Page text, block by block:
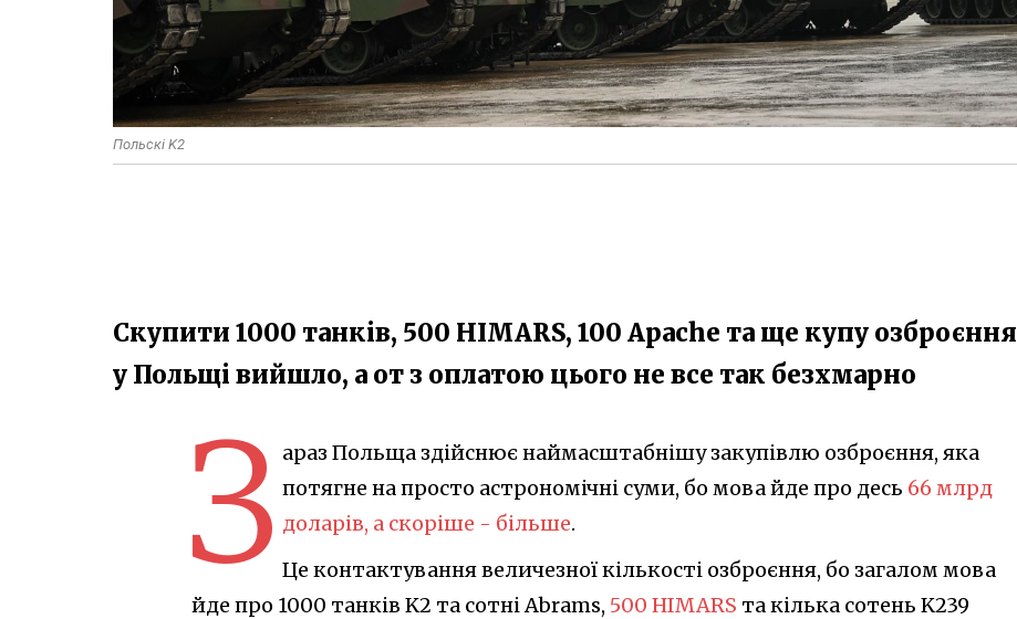
Польскі K2
Скупити 1000 танків, 500 HIMARS, 100 Apache та ще купу озброєння
у Польщі вийшло, а от з оплатою цього не все так безхмарно
З араз Польща здійснює наймасштабнішу закупівлю озброєння, яка
потягне на просто астрономічні суми, бо мова йде про десь 66 млрд
доларів, а скоріше - більше.
Це контактування величезної кількості озброєння, бо загалом мова
йде про 1000 танків K2 та сотні Abrams, 500 HIMARS та кілька сотень K239